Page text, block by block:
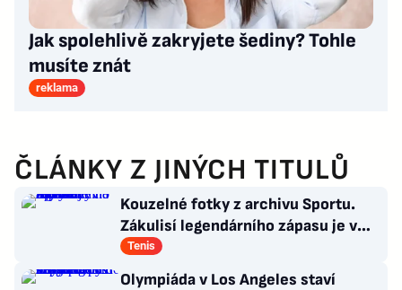
Jak spolehlivě zakryjete šediny? Tohle
musíte znát
reklama
ČLÁNKY Z JINÝCH TITULŮ
Kouzelné fotky z archivu Sportu.
Zákulisí legendárního zápasu je v
Síni slávy na Štvanici
Tenis
Olympiáda v Los Angeles staví